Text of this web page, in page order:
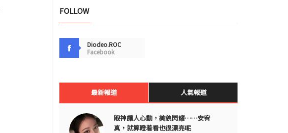
FOLLOW
Diodeo.ROC
Facebook
最新報道 人氣報道
眼神讓人心動，美貌閃耀……安宥
真，就算瞪着看也很漂亮呢